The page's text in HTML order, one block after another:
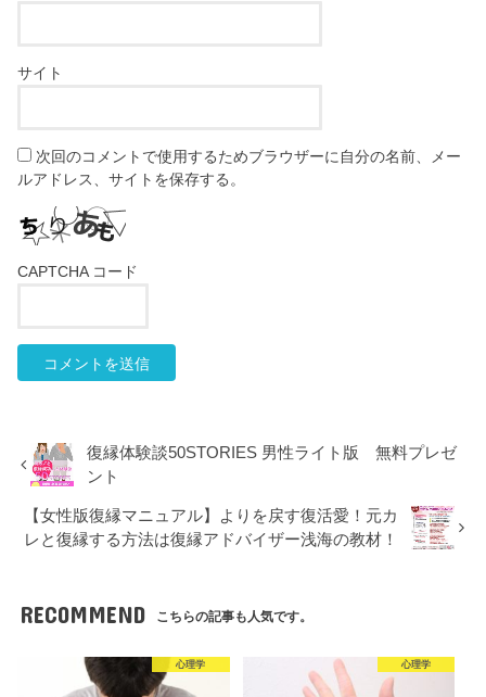
サイト
次回のコメントで使用するためブラウザーに自分の名前、メー
ルアドレス、サイトを保存する。
CAPTCHA コード
復縁体験談50STORIES 男性ライト版 無料プレゼ
ント
【女性版復縁マニュアル】よりを戻す復活愛！元カ
レと復縁する方法は復縁アドバイザー浅海の教材！
RECOMMEND こちらの記事も人気です。
心理学 心理学